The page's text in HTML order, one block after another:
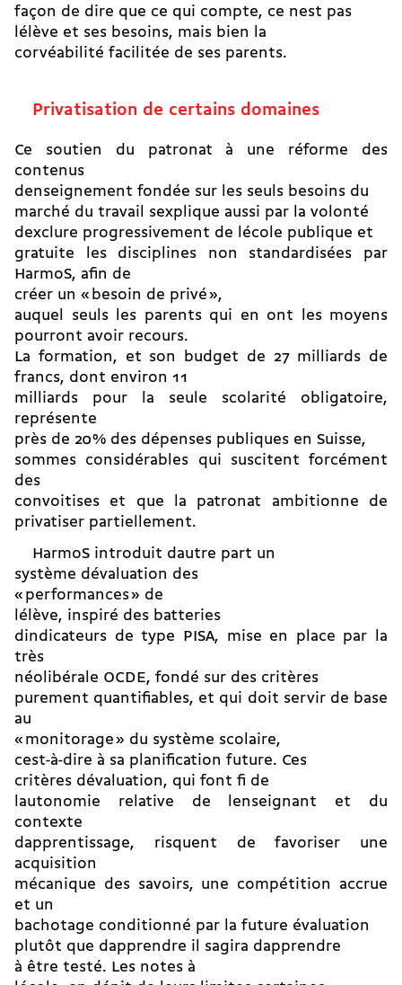
façon de dire que ce qui compte, ce nest pas
lélève et ses besoins, mais bien la
corvéabilité facilitée de ses parents.
Privatisation de certains domaines
Ce soutien du patronat à une réforme des
contenus
denseignement fondée sur les seuls besoins du
marché du travail sexplique aussi par la volonté
dexclure progressivement de lécole publique et
gratuite les disciplines non standardisées par
HarmoS, afin de
créer un « besoin de privé »,
auquel seuls les parents qui en ont les moyens
pourront avoir recours.
La formation, et son budget de 27 milliards de
francs, dont environ 11
milliards pour la seule scolarité obligatoire,
représente
près de 20 % des dépenses publiques en Suisse,
sommes considérables qui suscitent forcément
des
convoitises et que la patronat ambitionne de
privatiser partiellement.
HarmoS introduit dautre part un
système dévaluation des
« performances » de
lélève, inspiré des batteries
dindicateurs de type PISA, mise en place par la
très
néolibérale OCDE, fondé sur des critères
purement quantifiables, et qui doit servir de base
au
« monitorage » du système scolaire,
cest-à-dire à sa planification future. Ces
critères dévaluation, qui font fi de
lautonomie relative de lenseignant et du
contexte
dapprentissage, risquent de favoriser une
acquisition
mécanique des savoirs, une compétition accrue
et un
bachotage conditionné par la future évaluation 
plutôt que dapprendre il sagira dapprendre
à être testé. Les notes à